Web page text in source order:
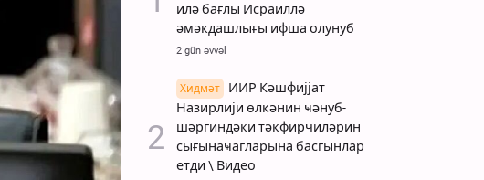
илә бағлы Исраиллә
әмәкдашлығы ифша олунуб
2 gün əvvəl
Хидмәт
ИИР Кәшфијјат
Назирлији өлкәнин ҹәнуб-
шәргиндәки тәкфирчиләрин
сығынаҹагларына басгынлар
етди \ Видео